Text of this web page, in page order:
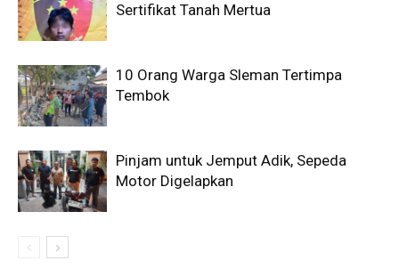
Sertifikat Tanah Mertua
10 Orang Warga Sleman Tertimpa
Tembok
Pinjam untuk Jemput Adik, Sepeda
Motor Digelapkan